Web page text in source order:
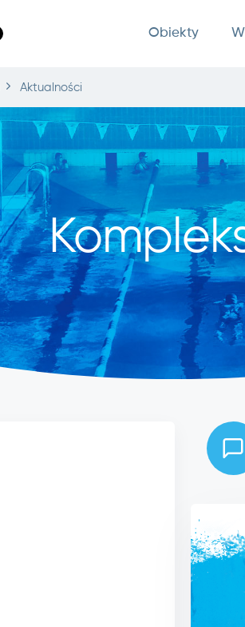
Obiekty
Aktualności